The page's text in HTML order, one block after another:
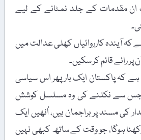
ان مقدمات کے جلد نمٹانے کے لیے
آیندہ کارروائیاں کھلی عدالت میں
پر رائے قائم کر سکیں۔
ہے کہ پاکستان ایک بار پھر اس سیاسی
جس سے نکلنے کی وہ مسلسل کوشش
کی مسند پر براجمان ہیں، اُنھیں ایک
ہوگا، جو وقت کے ساتھ کبھی نہیں